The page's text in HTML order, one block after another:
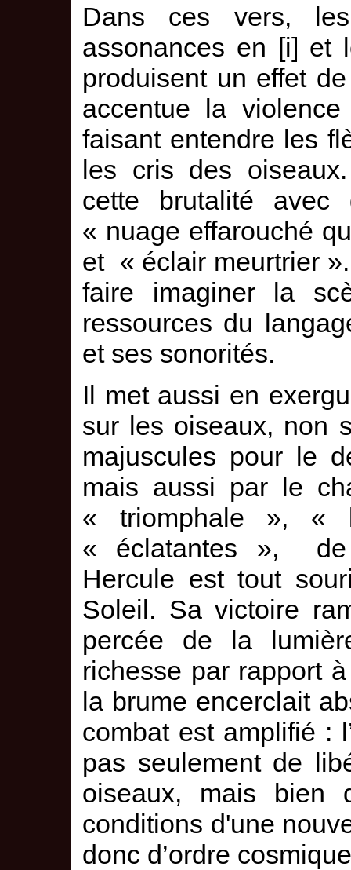
Dans ces vers,
assonances en [i] et
produisent un effet
accentue la
faisant entendre les
les cris des
cette brutalité avec
« nuage effarouché
et « éclair meurtrier
faire imaginer la
ressources du
et ses sonorités.
Il met aussi en
sur les oiseaux, non
majuscules pour le
mais aussi par le
« triomphale », «
« éclatantes », de
Hercule est tout
Soleil. Sa victoire
percée de la
richesse par rapport
la brume encerclait
combat est amplifié :
pas seulement de
oiseaux, mais
conditions d'une
donc d’ordre